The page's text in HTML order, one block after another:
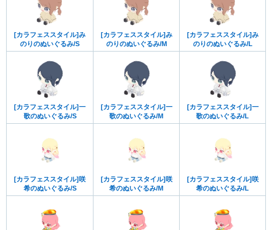
[カラフェススタイル]み
のりのぬいぐるみ/S
[カラフェススタイル]み
のりのぬいぐるみ/M
[カラフェススタイル]み
のりのぬいぐるみ/L
[カラフェススタイル]一
歌のぬいぐるみ/S
[カラフェススタイル]一
歌のぬいぐるみ/M
[カラフェススタイル]一
歌のぬいぐるみ/L
[カラフェススタイル]咲
希のぬいぐるみ/S
[カラフェススタイル]咲
希のぬいぐるみ/M
[カラフェススタイル]咲
希のぬいぐるみ/L